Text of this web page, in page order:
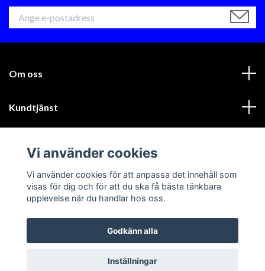
Om oss
Kundtjänst
Sociala medier
© 2026 GIK Racing AB
Vi använder cookies
Vi använder cookies för att anpassa det innehåll som
visas för dig och för att du ska få bästa tänkbara
upplevelse när du handlar hos oss.
Godkänn alla
Inställningar